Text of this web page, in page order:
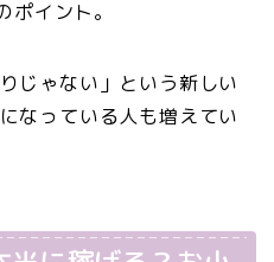
イント。
じゃない」という新しい
なっている人も増えてい